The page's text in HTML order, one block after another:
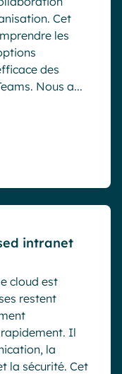
Cet
les
des
Nous a...
intranet
cloud est
restent
Il
la
la sécurité. Cet